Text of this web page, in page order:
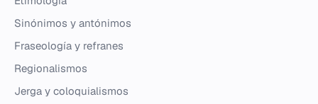
Sinónimos y antónimos
Fraseología y refranes
Regionalismos
Jerga y coloquialismos